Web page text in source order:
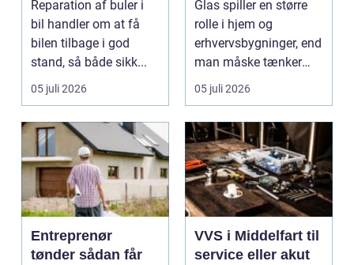
Reparation af buler i
bil handler om at få
bilen tilbage i god
stand, så både sikk...
05 juli 2026
dine glasopgaver
Glas spiller en større
rolle i hjem og
erhvervsbygninger, end
man måske tænker
ov...
05 juli 2026
Entreprenør
tønder sådan får
VVS i Middelfart til
service eller akut